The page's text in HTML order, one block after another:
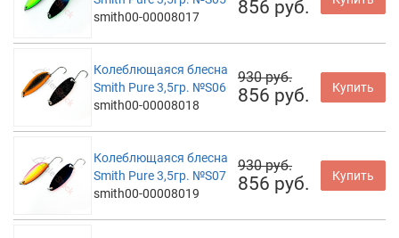
smith00-00008017
856 руб.
Колеблющаяся блесна
Smith Pure 3,5гр. №S06
smith00-00008018
930 руб.
856 руб. Купить
Колеблющаяся блесна
Smith Pure 3,5гр. №S07
smith00-00008019
930 руб.
856 руб. Купить